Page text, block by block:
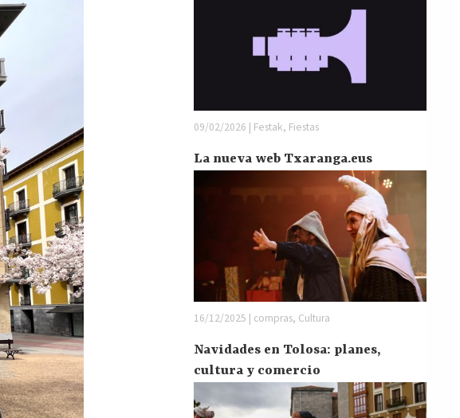
09/02/2026 | Festak, Fiestas
La nueva web Txaranga.eus
16/12/2025 | compras, Cultura
Navidades en Tolosa: planes,
cultura y comercio